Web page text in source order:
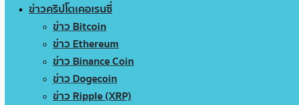
ข่าวคริปโตเคอเรนซี่
ข่าว Bitcoin
ข่าว Ethereum
ข่าว Binance Coin
ข่าว Dogecoin
ข่าว Ripple (XRP)